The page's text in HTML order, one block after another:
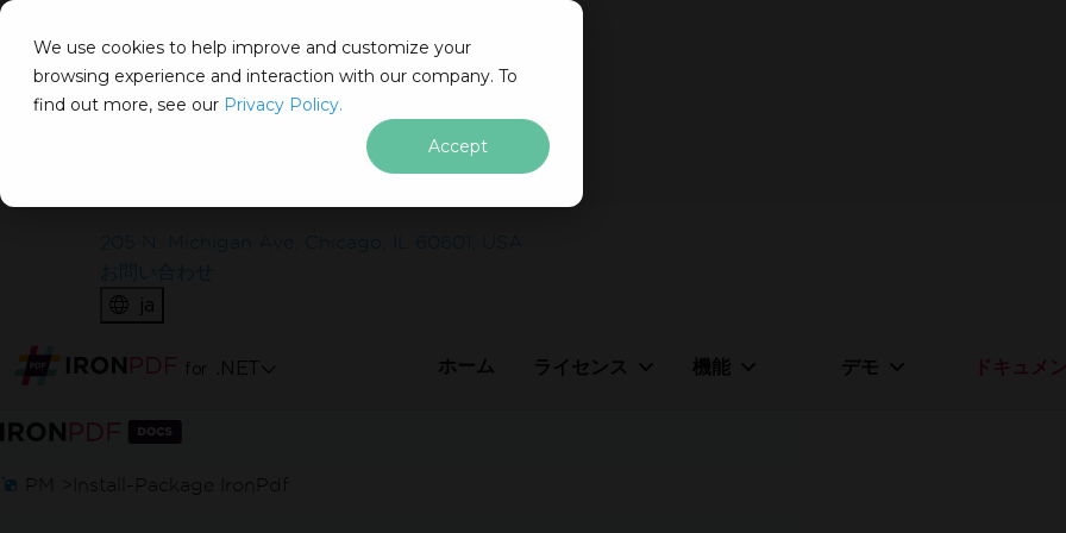
We use cookies to help improve and customize your
browsing experience and interaction with our company. To
find out more, see our Privacy Policy.
Accept
IRONSOFTWARE
製品
エンタープライズ
ja
for .NET ホーム ライセンス 機能 デモ ドキュメ
フッターコンテンツにスキップ
PM > Install-Package IronPdf
無料で始めましょう
ウォーターマークなしで本番環境でテスト。
必要な場所で動作します。
完全機能の製品
完全に機能する製品を30日間利用できます。
Your trial license